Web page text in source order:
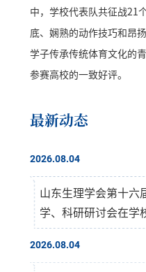
中，学校代表队共征战21
底、娴熟的动作技巧和昂
学子传承传统体育文化的
参赛高校的一致好评。
最新动态
2026.08.04
山东生理学会第十六
学、科研研讨会在学
2026.08.04